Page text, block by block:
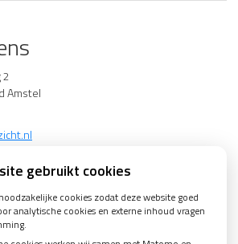
2
Amstel
gebruikt cookies
cookies zodat deze website goed
analytische cookies en externe inhoud vragen